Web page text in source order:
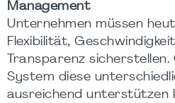
Management
Unternehmen müssen
Flexibilität,
Transparenz sicherstellen.
System diese
ausreichend unterstützen